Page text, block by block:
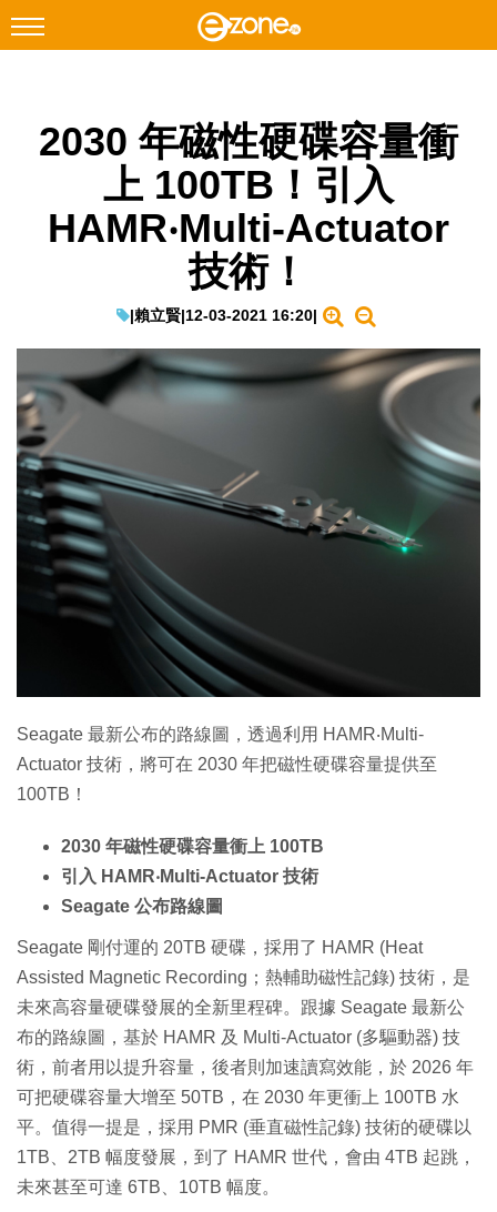
Facebook Instagram
網絡生活
EduTech
IT Times
生成式AI與雲端應用
Enterprise Digital Transformation
特集
2030 年磁性硬碟容量衝
上 100TB！引入
HAMR‧Multi-Actuator
技術！
|賴立賢|12-03-2021 16:20|
Seagate 最新公布的路線圖，透過利用 HAMR‧Multi-
Actuator 技術，將可在 2030 年把磁性硬碟容量提供至
100TB！
2030 年磁性硬碟容量衝上 100TB
引入 HAMR‧Multi-Actuator 技術
Seagate 公布路線圖
Seagate 剛付運的 20TB 硬碟，採用了 HAMR (Heat
Assisted Magnetic Recording；熱輔助磁性記錄) 技術，是
未來高容量硬碟發展的全新里程碑。跟據 Seagate 最新公
布的路線圖，基於 HAMR 及 Multi-Actuator (多驅動器) 技
術，前者用以提升容量，後者則加速讀寫效能，於 2026 年
可把硬碟容量大增至 50TB，在 2030 年更衝上 100TB 水
平。值得一提是，採用 PMR (垂直磁性記錄) 技術的硬碟以
1TB、2TB 幅度發展，到了 HAMR 世代，會由 4TB 起跳，
未來甚至可達 6TB、10TB 幅度。